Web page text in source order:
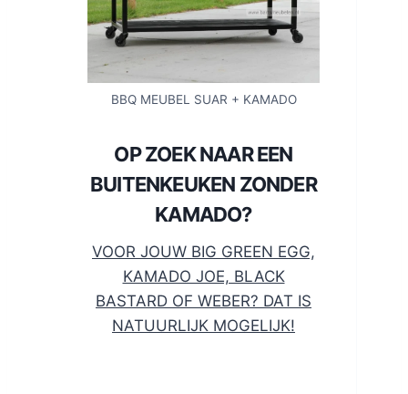
BBQ MEUBEL SUAR + KAMADO
OP ZOEK NAAR EEN
BUITENKEUKEN ZONDER
KAMADO?
VOOR JOUW BIG GREEN EGG,
KAMADO JOE, BLACK
BASTARD OF WEBER? DAT IS
NATUURLIJK MOGELIJK!